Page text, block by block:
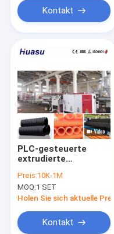
Kontakt
PLC-gesteuerte
extrudierte
doppelten Wänden
und mit einem
Druckkopf aus
Leistung von 100-
3000 kg/h
Preis:10K-1M
MOQ:1 SET
Holen Sie sich aktuelle Preis
Kontakt